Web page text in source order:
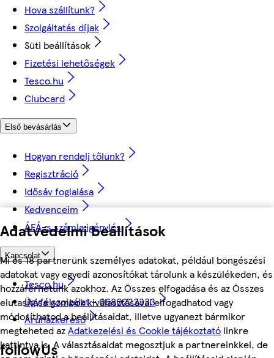
Adatvédelmi beállítások
Mi és 18 partnerünk személyes adatokat, például böngészési
adatokat vagy egyedi azonosítókat tárolunk a készülékeden, és
hozzáférhetünk azokhoz. Az Összes elfogadása és az Összes
elutasítása gombok kiválasztásával elfogadhatod vagy
módosíthatod a beállításaidat, illetve ugyanezt bármikor
megteheted azAdatkezelési és Cookie tájékoztató linkre
kattintva is. A választásaidat megosztjuk a partnereinkkel, de
Hova szállítunk?
Szolgáltatás díjak
Süti beállítások
Fizetési lehetőségek
Tesco.hu
Clubcard
Első bevásárlás
Hogyan rendelj tőlünk?
Regisztráció
Idősáv foglalása
Kedvenceim
ÁFÁ-s számla igénylés
Kapcsolat
Tesco.hu
Ügyfélszolgálat - 0680222333
Áruházkereső
followUs